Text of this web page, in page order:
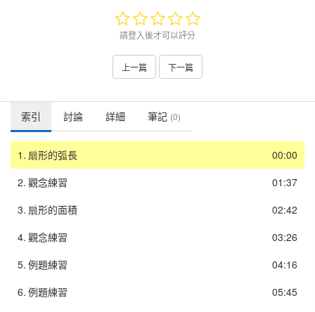
請登入後才可以評分
上一篇 下一篇
索引 討論 詳細 筆記 (0)
00:00
1. 扇形的弧長
01:37
2. 觀念練習
02:42
3. 扇形的面積
03:26
4. 觀念練習
04:16
5. 例題練習
05:45
6. 例題練習